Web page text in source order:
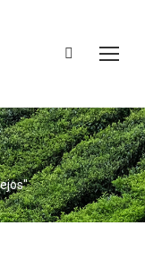
Buscar: